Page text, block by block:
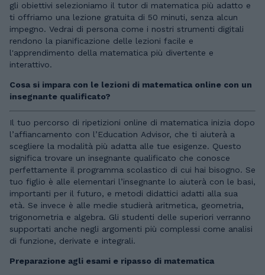
gli obiettivi selezioniamo il tutor di matematica più adatto e
ti offriamo una lezione gratuita di 50 minuti, senza alcun
impegno. Vedrai di persona come i nostri strumenti digitali
rendono la pianificazione delle lezioni facile e
l'apprendimento della matematica più divertente e
interattivo.
Cosa si impara con le lezioni di matematica online con un
insegnante qualificato?
Il tuo percorso di ripetizioni online di matematica inizia dopo
l’affiancamento con l’Education Advisor, che ti aiuterà a
scegliere la modalità più adatta alle tue esigenze. Questo
significa trovare un insegnante qualificato che conosce
perfettamente il programma scolastico di cui hai bisogno. Se
tuo figlio è alle elementari l’insegnante lo aiuterà con le basi,
importanti per il futuro, e metodi didattici adatti alla sua
età. Se invece è alle medie studierà aritmetica, geometria,
trigonometria e algebra. Gli studenti delle superiori verranno
supportati anche negli argomenti più complessi come analisi
di funzione, derivate e integrali.
Preparazione agli esami e ripasso di matematica